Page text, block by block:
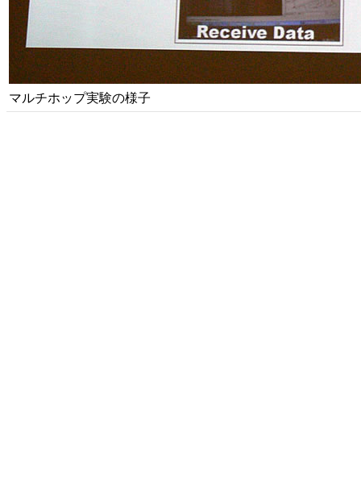
マルチホップ実験の様子